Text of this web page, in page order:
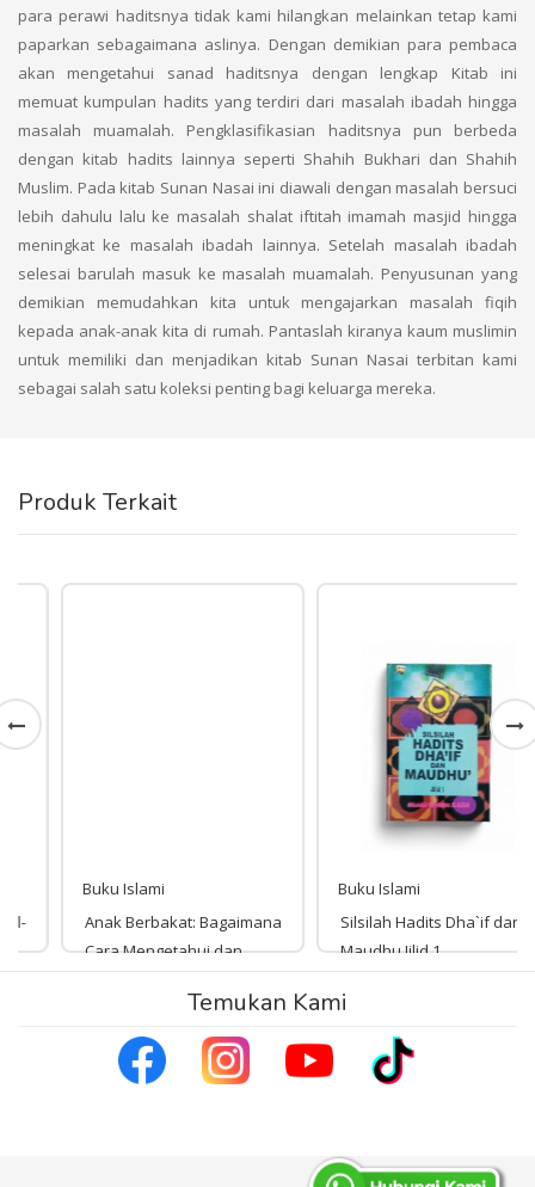
para perawi haditsnya tidak kami hilangkan melainkan tetap kami
paparkan sebagaimana aslinya. Dengan demikian para pembaca
akan mengetahui sanad haditsnya dengan lengkap Kitab ini
memuat kumpulan hadits yang terdiri dari masalah ibadah hingga
masalah muamalah. Pengklasifikasian haditsnya pun berbeda
dengan kitab hadits lainnya seperti Shahih Bukhari dan Shahih
Muslim. Pada kitab Sunan Nasai ini diawali dengan masalah bersuci
lebih dahulu lalu ke masalah shalat iftitah imamah masjid hingga
meningkat ke masalah ibadah lainnya. Setelah masalah ibadah
selesai barulah masuk ke masalah muamalah. Penyusunan yang
demikian memudahkan kita untuk mengajarkan masalah fiqih
kepada anak-anak kita di rumah. Pantaslah kiranya kaum muslimin
untuk memiliki dan menjadikan kitab Sunan Nasai terbitan kami
sebagai salah satu koleksi penting bagi keluarga mereka.
Produk Terkait
Buku Islami
Anak Berbakat: Bagaimana
Cara Mengetahui dan
Membinanya
23,000
Buku Islami
Silsilah Hadits Dha`if dan
Maudhu Jilid 1
Rp 136,000
Temukan Kami